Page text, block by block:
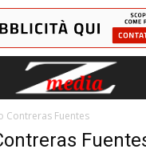
Contreras Fuentes